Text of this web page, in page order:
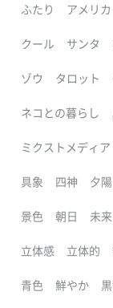
ふたり アメリカ
クール サンタ
ゾウ タロット
ネコとの暮らし
ミクストメディア
具象 四神 夕陽
景色 朝日 未来
立体感 立体的
青色 鮮やか